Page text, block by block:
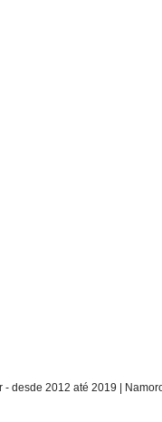
desde 2012 até 2019 |